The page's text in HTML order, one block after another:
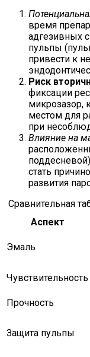
время
адгезивных
пульпы
привести к
Риск
фиксации
микрозазор,
местом для
при
Влияние на
стать
развития
Сравнительная
Аспект
Эмаль
Чувствительность
Прочность
Защита пульпы